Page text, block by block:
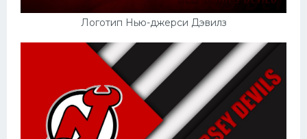
Логотип Нью-джерси Дэвилз